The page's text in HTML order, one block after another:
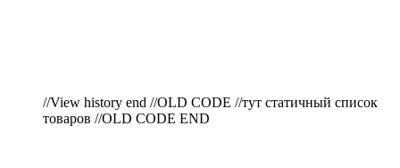
//View history end //OLD CODE //тут статичный список
товаров //OLD CODE END